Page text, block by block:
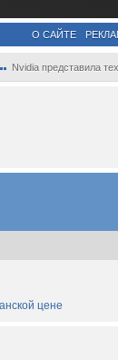
О САЙТЕ
Nvidia представила
цене